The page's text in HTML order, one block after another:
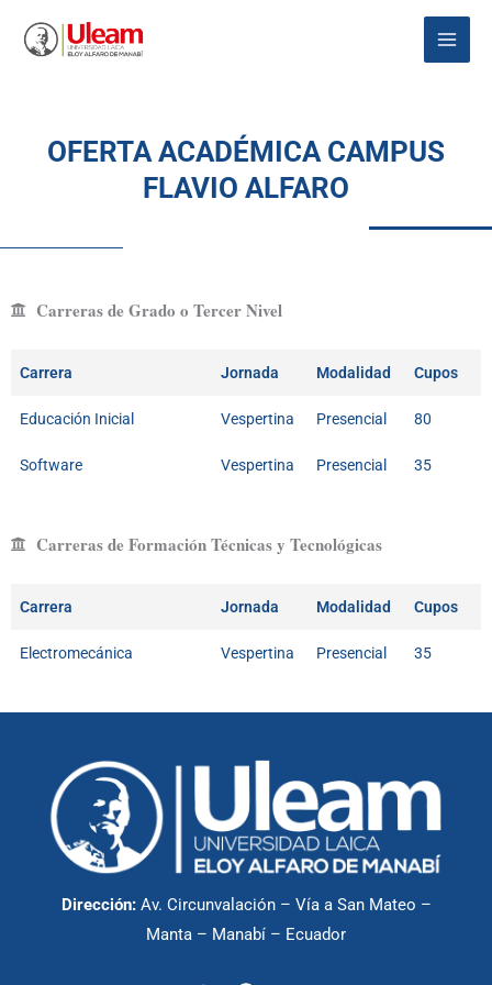
Main
Menu
OFERTA ACADÉMICA CAMPUS
FLAVIO ALFARO
Carreras de Grado o Tercer Nivel
Carrera Jornada Modalidad Cupos
Educación Inicial Vespertina Presencial 80
Software Vespertina Presencial 35
Carreras de Formación Técnicas y Tecnológicas
Carrera Jornada Modalidad Cupos
Electromecánica Vespertina Presencial 35
Dirección:Av. Circunvalación – Vía a San Mateo –
Manta – Manabí – Ecuador